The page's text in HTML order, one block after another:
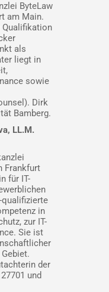
ByteLaw
am Main.
Qualifikation
als
liegt in
sowie
Dirk
Bamberg.
LL.M.
Frankfurt
für IT-
qualifizierte
in
zur IT-
Sie ist
der
und